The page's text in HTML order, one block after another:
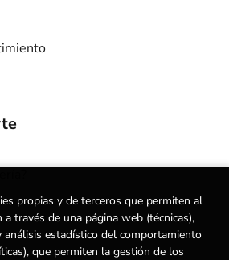
propias y de terceros que permiten al
a través de una página web (técnicas),
análisis estadístico del comportamiento
que permiten la gestión de los